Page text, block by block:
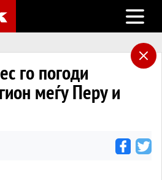
Open
го погоди
меѓу Перу и